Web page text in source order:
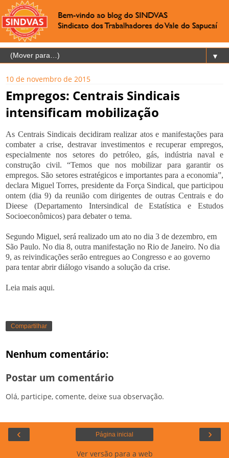
▼
10 de novembro de 2015
Empregos: Centrais Sindicais
intensificam mobilização
As Centrais Sindicais decidiram realizar atos e manifestações para
combater a crise, destravar investimentos e recuperar empregos,
especialmente nos setores do petróleo, gás, indústria naval e
construção civil. “Temos que nos mobilizar para garantir os
empregos. São setores estratégicos e importantes para a economia”,
declara Miguel Torres, presidente da Força Sindical, que participou
ontem (dia 9) da reunião com dirigentes de outras Centrais e do
Dieese (Departamento Intersindical de Estatística e Estudos
Socioeconômicos) para debater o tema.
Segundo Miguel, será realizado um ato no dia 3 de dezembro, em
São Paulo. No dia 8, outra manifestação no Rio de Janeiro. No dia
9, as reivindicações serão entregues ao Congresso e ao governo
para tentar abrir diálogo visando a solução da crise.
Leia mais aqui.
Compartilhar
Nenhum comentário:
Postar um comentário
Olá, participe, comente, deixe sua observação.
‹ ›
Página inicial
Ver versão para a web